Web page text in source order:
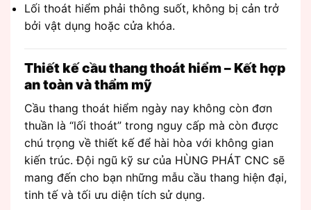
Lối thoát hiểm phải thông suốt, không bị cản trở
bởi vật dụng hoặc cửa khóa.
Thiết kế cầu thang thoát hiểm – Kết hợp
an toàn và thẩm mỹ
Cầu thang thoát hiểm ngày nay không còn đơn
thuần là “lối thoát” trong nguy cấp mà còn được
chú trọng về thiết kế để hài hòa với không gian
kiến trúc. Đội ngũ kỹ sư của HÙNG PHÁT CNC sẽ
mang đến cho bạn những mẫu cầu thang hiện đại,
tinh tế và tối ưu diện tích sử dụng.